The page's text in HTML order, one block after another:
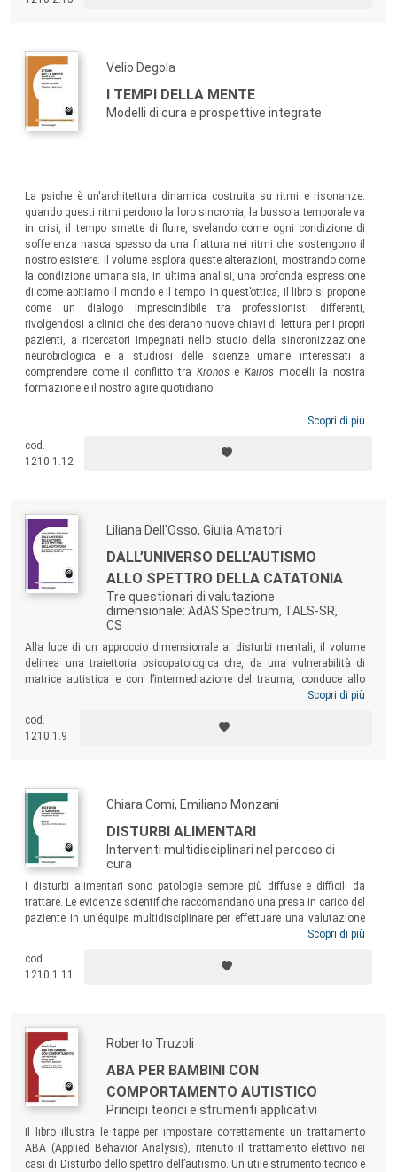
Velio Degola
I TEMPI DELLA MENTE
Modelli di cura e prospettive integrate
La psiche è un'architettura dinamica costruita su ritmi e risonanze:
quando questi ritmi perdono la loro sincronia, la bussola temporale va
in crisi, il tempo smette di fluire, svelando come ogni condizione di
sofferenza nasca spesso da una frattura nei ritmi che sostengono il
nostro esistere. Il volume esplora queste alterazioni, mostrando come
la condizione umana sia, in ultima analisi, una profonda espressione
di come abitiamo il mondo e il tempo. In quest’ottica, il libro si propone
come un dialogo imprescindibile tra professionisti differenti,
rivolgendosi a clinici che desiderano nuove chiavi di lettura per i propri
pazienti, a ricercatori impegnati nello studio della sincronizzazione
neurobiologica e a studiosi delle scienze umane interessati a
comprendere come il conflitto tra Kronose Kairosmodelli la nostra
formazione e il nostro agire quotidiano.
Scopri di più
cod.
1210.1.12
Liliana Dell'Osso, Giulia Amatori
DALL’UNIVERSO DELL’AUTISMO
ALLO SPETTRO DELLA CATATONIA
Tre questionari di valutazione
dimensionale: AdAS Spectrum, TALS-SR,
CS
Alla luce di un approccio dimensionale ai disturbi mentali, il volume
delinea una traiettoria psicopatologica che, da una vulnerabilità di
matrice autistica e con l’intermediazione del trauma, conduce allo
sviluppo di numerose condizioni morbose. Si tratta di un percorso che,
severa manifestazione della patologia mentale, la catatonia,
erroneamente ritenuta estinta, eppure ancora presente nell’ultimo
Scopri di più
cod.
1210.1.9
Chiara Comi, Emiliano Monzani
DISTURBI ALIMENTARI
Interventi multidisciplinari nel percoso di
cura
I disturbi alimentari sono patologie sempre più diffuse e difficili da
trattare. Le evidenze scientifiche raccomandano una presa in carico del
paziente in un’équipe multidisciplinare per effettuare una valutazione
diagnostica multidimensionale e proporre un intervento in grado di
comorbilità psichiatriche, internistiche, nutrizionali e il lavoro con le
famiglie. Questo libro vuole essere un utile strumento per i
figure che svolgono un importante ruolo nell’intercettazione precoce dei
disturbi alimentari.
Scopri di più
cod.
1210.1.11
Roberto Truzoli
ABA PER BAMBINI CON
COMPORTAMENTO AUTISTICO
Principi teorici e strumenti applicativi
Il libro illustra le tappe per impostare correttamente un trattamento
ABA (Applied Behavior Analysis), ritenuto il trattamento elettivo nei
casi di Disturbo dello spettro dell’autismo. Un utile strumento teorico e